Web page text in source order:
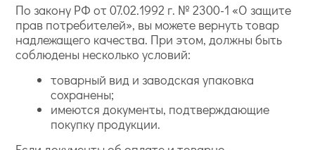
По закону РФ от 07.02.1992 г. № 2300-1 «О защите
прав потребителей», вы можете вернуть товар
надлежащего качества. При этом, должны быть
соблюдены несколько условий:
товарный вид и заводская упаковка
сохранены;
имеются документы, подтверждающие
покупку продукции.